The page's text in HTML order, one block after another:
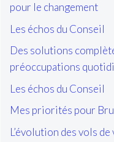
pour le changement
Les échos du Conseil
Des solutions
préoccupations
Les échos du Conseil
Mes priorités pour
L’évolution des vols de